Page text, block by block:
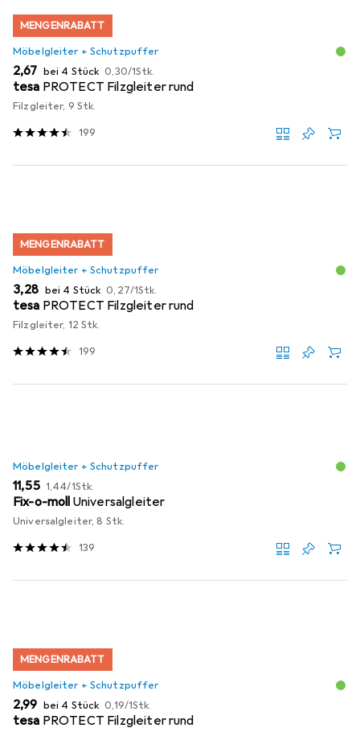
MENGENRABATT
Möbelgleiter + Schutzpuffer
EUR
2,67 bei 4 Stück EUR
0,30/1Stk.
tesa PROTECT Filzgleiter rund
Filzgleiter, 9 Stk.
199
MENGENRABATT
Möbelgleiter + Schutzpuffer
EUR
3,28 bei 4 Stück EUR
0,27/1Stk.
tesa PROTECT Filzgleiter rund
Filzgleiter, 12 Stk.
199
Möbelgleiter + Schutzpuffer
EUR
11,55 EUR
1,44/1Stk.
Fix-o-moll Universalgleiter
Universalgleiter, 8 Stk.
139
MENGENRABATT
Möbelgleiter + Schutzpuffer
EUR
2,99 bei 4 Stück EUR
0,19/1Stk.
tesa PROTECT Filzgleiter rund